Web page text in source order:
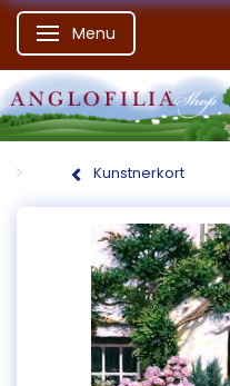
Skifte navigation
Menu
Kunstnerkort